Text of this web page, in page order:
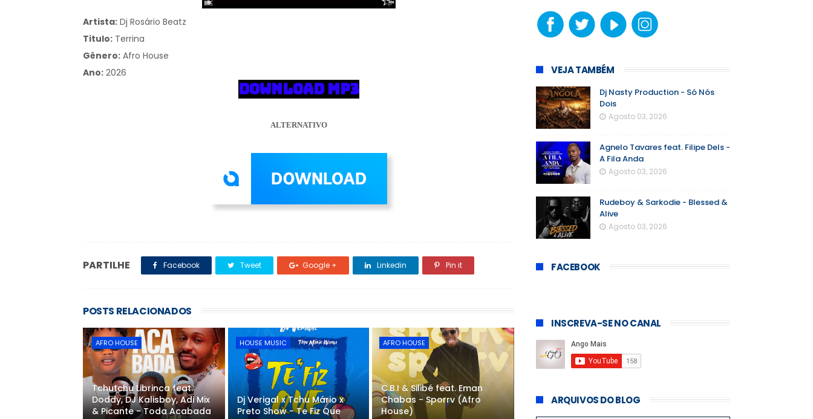
Artista: Dj Rosário Beatz
Titulo: Terrina
Gênero: Afro House
Ano: 2026
DOWNLOAD MP3
ALTERNATIVO
PARTILHE Facebook Tweet Google + Linkedin Pin it
POSTS RELACIONADOS
AFRO HOUSE
Tchutchu Librinca feat.
Doddy, DJ Kalisboy, Adi Mix
& Picante - Toda Acabada
HOUSE MUSIC
Dj Verigal x Tchu Mário x
Preto Show - Te Fiz Que
AFRO HOUSE
C.B.I & Silibé feat. Eman
Chabas - Sporrv (Afro
House)
VEJA TAMBÉM
Dj Nasty Production - Só Nós
Dois
Agosto 03, 2026
Agnelo Tavares feat. Filipe Dels -
A Fila Anda
Agosto 03, 2026
Rudeboy & Sarkodie - Blessed &
Alive
Agosto 03, 2026
FACEBOOK
INSCREVA-SE NO CANAL
ARQUIVOS DO BLOG